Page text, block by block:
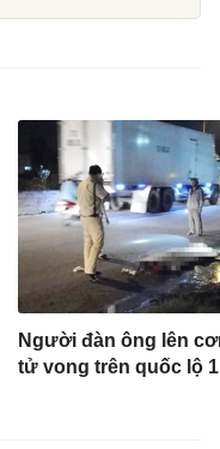
Người đàn ông lên
tử vong trên quốc lộ 1